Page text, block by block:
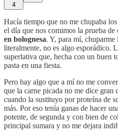
4
Hacía tiempo que no me chupaba
el día que nos comimos la prueba de
en bolognesa. Y, para mí,
literalmente, no es algo esporádico.
superlativa que, hecha con un buen
pasta en una fiesta.
Pero hay algo que a mí no me
que la carne picada no me dice gran
cuando la sustituyo por proteína de
más. Por eso tenía ganas de hacer
potente, de segunda y con bien de
principal sumara y no me dejara